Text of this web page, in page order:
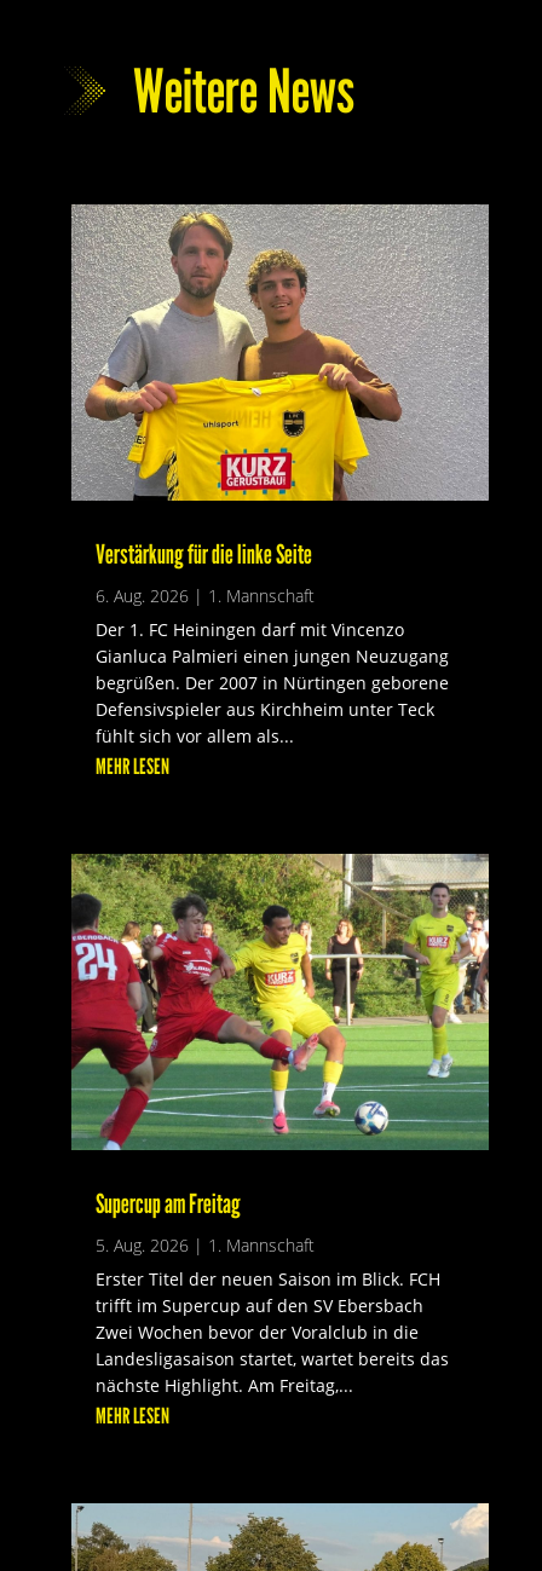
Weitere News
Verstärkung für die linke Seite
6. Aug. 2026| 1. Mannschaft
Der 1. FC Heiningen darf mit Vincenzo
Gianluca Palmieri einen jungen Neuzugang
begrüßen. Der 2007 in Nürtingen geborene
Defensivspieler aus Kirchheim unter Teck
fühlt sich vor allem als...
MEHR LESEN
Supercup am Freitag
5. Aug. 2026| 1. Mannschaft
Erster Titel der neuen Saison im Blick. FCH
trifft im Supercup auf den SV Ebersbach
Zwei Wochen bevor der Voralclub in die
Landesligasaison startet, wartet bereits das
nächste Highlight. Am Freitag,...
MEHR LESEN